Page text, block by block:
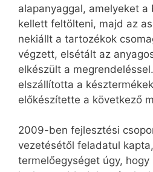
alapanyaggal, amelyeket a
kellett feltölteni, majd az
nekiállt a tartozékok
végzett, elsétált az
elkészült a
elszállította a
előkészítette a következő
2009-ben fejlesztési
vezetésétől feladatul
termelőegységet úgy, hogy